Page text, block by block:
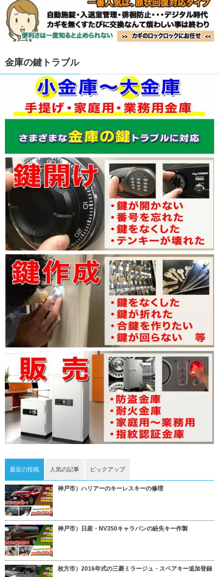
金庫の鍵トラブル
最近の投稿 人気の記事 ピックアップ
神戸市）ハリアーのキーレスキーの修理
神戸市）日産・NV350キャラバンの紛失キー作製
枚方市）2016年式の三菱ミラージュ・スペアキー追加登録